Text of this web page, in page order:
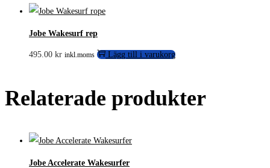
Jobe Wakesurf rep
495.00 kr inkl.moms Lägg till i varukorg
Relaterade produkter
Jobe Accelerate Wakesurfer